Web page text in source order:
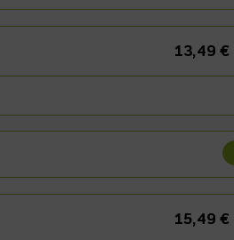
13,49 €
15,49 €